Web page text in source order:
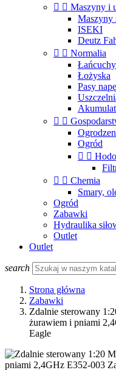
  Maszyny i
Maszyny
ISEKI
Deutz
  Normalia
Łożyska
Pasy
 
Ogród
 
  Chemia
Smary,
Ogród
Zabawki
Hydraulika
Outlet
Outlet
search
Strona główna
Zabawki
Zdalnie sterowany
żurawiem i pniami
Eagle